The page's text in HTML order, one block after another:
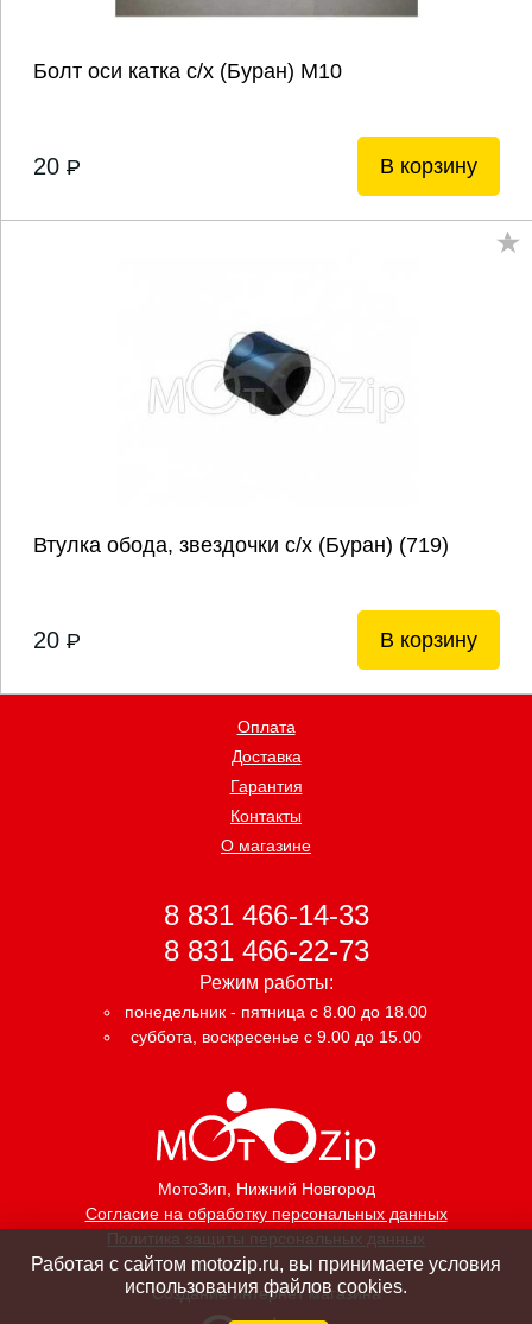
Болт оси катка с/х (Буран) М10
20 P В корзину
Втулка обода, звездочки с/х (Буран) (719)
20 P В корзину
МотоЗип, Нижний Новгород
Согласие на обработку персональных данных
Политика защиты персональных данных
Оплата
Доставка
Гарантия
Контакты
О магазине
8 831 466-14-33
8 831 466-22-73
Режим работы:
понедельник - пятница с 8.00 до 18.00
суббота, воскресенье с 9.00 до 15.00
Создание интернет магазина
Работая с сайтом motozip.ru, вы принимаете условия
использования файлов cookies.